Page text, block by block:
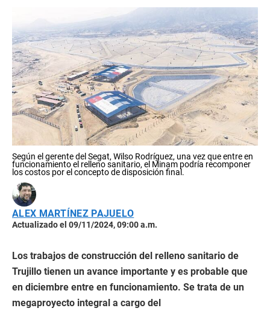
Según el gerente del Segat, Wilso Rodríguez, una vez que entre en
funcionamiento el relleno sanitario, el Minam podría recomponer
los costos por el concepto de disposición final.
ALEX MARTÍNEZ PAJUELO
Actualizado el 09/11/2024, 09:00 a.m.
Los trabajos de construcción del relleno sanitario de
Trujillo tienen un avance importante y es probable que
en diciembre entre en funcionamiento. Se trata de un
megaproyecto integral a cargo del